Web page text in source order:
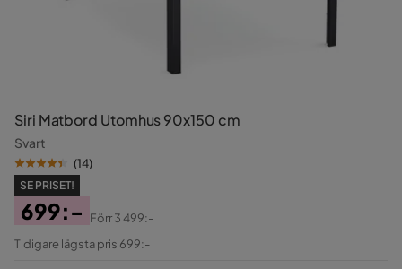
Siri Matbord Utomhus 90x150 cm
Svart
(14)
SE PRISET!
Pris
699:-
Original
Förr3 499:-
Tidigare lägsta pris 699:-